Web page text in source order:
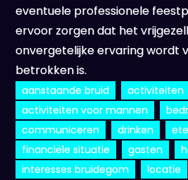
eventuele professionele
ervoor zorgen dat het
onvergetelijke ervaring wordt
betrokken is.
aanstaande bruid
activiteiten
activiteiten voor mannen
communiceren
drinken
financiële situatie
gasten
interesses bruidegom
locatie